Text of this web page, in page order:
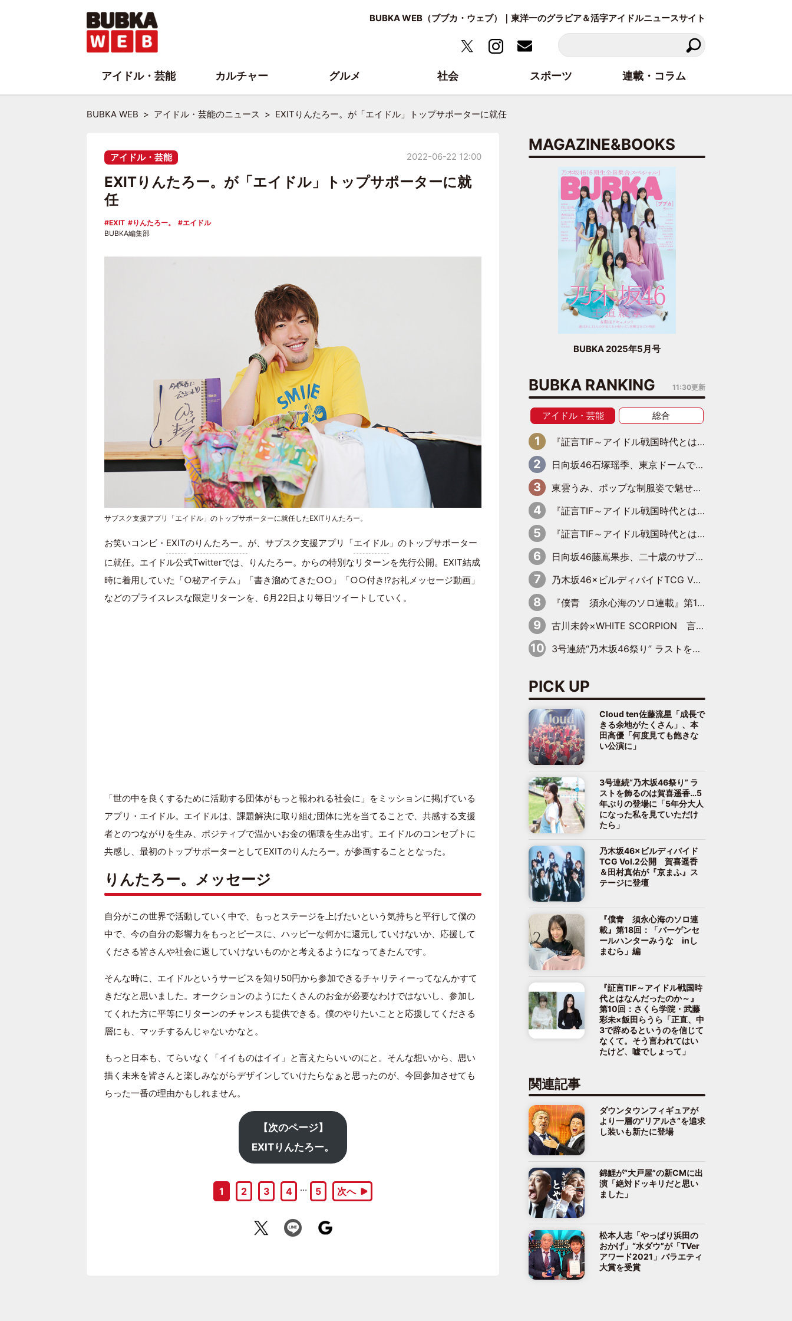
BUBKA WEB（ブブカ・ウェブ）｜東洋一のグラビア＆活字アイドルニュースサイト
BUBKA WEB アイドル・芸能のニュース EXITりんたろー。が「エイドル」トップサポーターに就任
アイドル・芸能 2022-06-22 12:00
EXITりんたろー。が「エイドル」トップサポーターに就
任
EXIT りんたろー。
エイドル
BUBKA編集部
サブスク支援アプリ「エイドル」のトップサポーターに就任したEXITりんたろー。
お笑いコンビ・ EXITのりんたろー。 が、サブスク支援アプリ「エイドル 」のトップサポーター
に就任。エイドル公式Twitterでは、りんたろー。からの特別なリターンを先行公開。EXIT結成
時に着用していた「○秘アイテム」「書き溜めてきた○○」「○○付き!?お礼メッセージ動画」
などのプライスレスな限定リターンを、6月22日より毎日ツイートしていく。
「世の中を良くするために活動する団体がもっと報われる社会に」をミッションに掲げている
アプリ・エイドル。エイドルは、課題解決に取り組む団体に光を当てることで、共感する支援
者とのつながりを生み、ポジティブで温かいお金の循環を生み出す。エイドルのコンセプトに
共感し、最初のトップサポーターとしてEXITのりんたろー。が参画することとなった。
りんたろー。メッセージ
自分がこの世界で活動していく中で、もっとステージを上げたいという気持ちと平行して僕の
中で、今の自分の影響力をもっとピースに、ハッピーな何かに還元していけないか、応援して
くださる皆さんや社会に返していけないものかと考えるようになってきたんです。
そんな時に、エイドルというサービスを知り50円から参加できるチャリティーってなんかすて
きだなと思いました。オークションのようにたくさんのお金が必要なわけではないし、参加し
てくれた方に平等にリターンのチャンスも提供できる。僕のやりたいことと応援してくださる
層にも、マッチするんじゃないかなと。
もっと日本も、てらいなく「イイものはイイ」と言えたらいいのにと。そんな想いから、思い
描く未来を皆さんと楽しみながらデザインしていけたらなぁと思ったのが、今回参加させても
らった一番の理由かもしれません。
【次のページ】
EXITりんたろー。
1 2 3 4 … 5 次へ
MAGAZINE&BOOKS
BUBKA 2025年5月号
BUBKA RANKING 11:30更新
アイドル・芸能 総合
『証言TIF～アイドル戦国時代とはなんだったのか～』第6回：でんぱ組.inc・古川未鈴×相沢梨紗「『ハロプロやりたかったな』って言ったら、夢眠ねむさんに『てめえはでんぱ組．incなんだよ！』って肩パンされて(笑)」
日向坂46石塚瑶季、東京ドームで“観戦バレ”！ ナイツ・塙も認めた「巨人に詳しすぎるアイドル」は元VENUSスクール生で杉内コーチ推し⁉
東雲うみ、ポップな制服姿で魅せる“東雲グリーン”の正体
『証言TIF～アイドル戦国時代とはなんだったのか～』第8回：Negicco・Nao☆×Megu×Kaede「東京からオファーが来たのと、梨の皮剥きとどっちが大事なんだって」
『証言TIF～アイドル戦国時代とはなんだったのか～』第10回：さくら学院・武藤彩未×飯田らうら「正直、中3で辞めるというのを信じてなくて。そう言われてはいたけど、嘘でしょって」
日向坂46藤嶌果歩、二十歳のサプライズバースデーに大喜び「頼られる先輩になれるように努力していきたい」
乃木坂46×ビルディバイドTCG Vol.2公開 賀喜遥香＆田村真佑が『京まふ』ステージに登壇
『僕青 須永心海のソロ連載』第18回：「バーゲンセールハンターみうな inしまむら」編
古川未鈴×WHITE SCORPION 言葉が背中を押した“それぞれの決意”
3号連続“乃木坂46祭り” ラストを飾るのは賀喜遥香…5年ぶりの登場に「5年分大人になった私を見ていただけたら」
PICK UP
Cloud ten佐藤流星「成長で
きる余地がたくさん」、本
田高優「何度見ても飽きな
い公演に」
3号連続“乃木坂46祭り” ラ
ストを飾るのは賀喜遥香…5
年ぶりの登場に「5年分大人
になった私を見ていただけ
たら」
乃木坂46×ビルディバイド
TCG Vol.2公開 賀喜遥香
＆田村真佑が『京まふ』ス
テージに登壇
『僕青 須永心海のソロ連
載』第18回：「バーゲンセ
ールハンターみうな inし
まむら」編
『証言TIF～アイドル戦国時
代とはなんだったのか～』
第10回：さくら学院・武藤
彩未×飯田らうら「正直、中
3で辞めるというのを信じて
なくて。そう言われてはい
たけど、嘘でしょって」
関連記事
ダウンタウンフィギュアが
より一層の“リアルさ”を追求
し装いも新たに登場
錦鯉が“大戸屋”の新CMに出
演「絶対ドッキリだと思い
ました」
松本人志「やっぱり浜田の
おかげ」“水ダウ”が「TVer
アワード2021」バラエティ
大賞を受賞
アイドル・芸能 カルチャー グルメ 社会 スポーツ 連載・コラム